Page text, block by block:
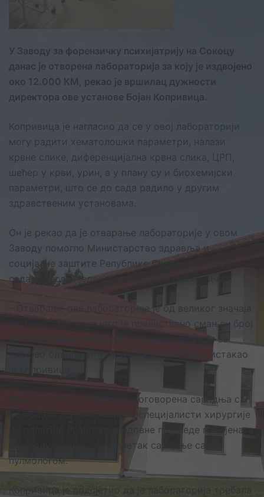
У Заводу за форензичку психијатрију на Сокоцу
данас је отворена лабораторија за коју је издвојено
око 12.000 КМ, рекао је вршилац дужности
директора ове установе Бојан Копривица.
Копривица је нагласио да се у овој лабораторији
могу радити хематолошки параметри, налази
крвне слике, диференцијална крвна слика, ЦРП,
шећер у крви, урин, а у плану су и биохемијски
параметри, што се до сада радило у другим
здравственим установама.
Он је рекао да је отварање лабораторије у овом
Заводу помогло Министарство здравља и
социјалне заштите Републике Српске, а у њој је
сада запослен један дипломирани биохемичар.
– Отварање ове лабораторије је од великог значаја
за Завод због тога што је првенствено смањен број
излазака пацијената из установе и расходи за
њихово одвођење у друге лабораторије – истакао
Он је додао да је недавно договорена сарадња са
Болницом „Србија“, чији ће специјалисти хирургије
и урологије обављати редовне прегледе пацијената
у Заводу, а очекује и почетак сарадње са
пулмологом.
Копривица је подсјетио да је лабораторија требала